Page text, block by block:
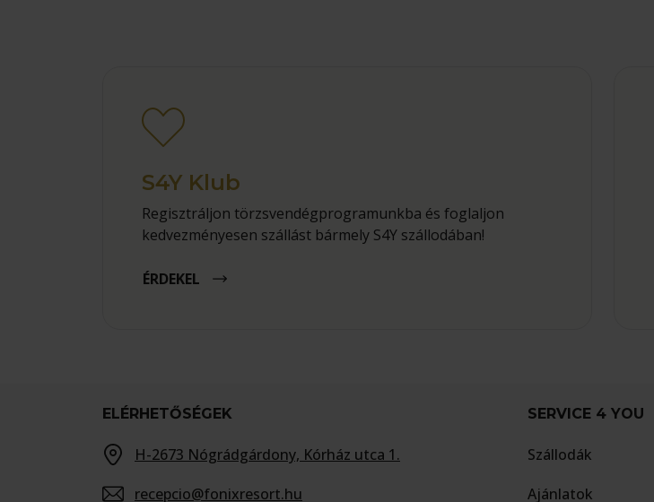
S4Y Klub
Regisztráljon törzsvendégprogramunkba és foglaljon
kedvezményesen szállást bármely S4Y szállodában!
ÉRDEKEL
ELÉRHETŐSÉGEK
H-2673 Nógrádgárdony, Kórház utca 1.
recepcio@fonixresort.hu
SERVICE 4 YOU
Szállodák
Ajánlatok